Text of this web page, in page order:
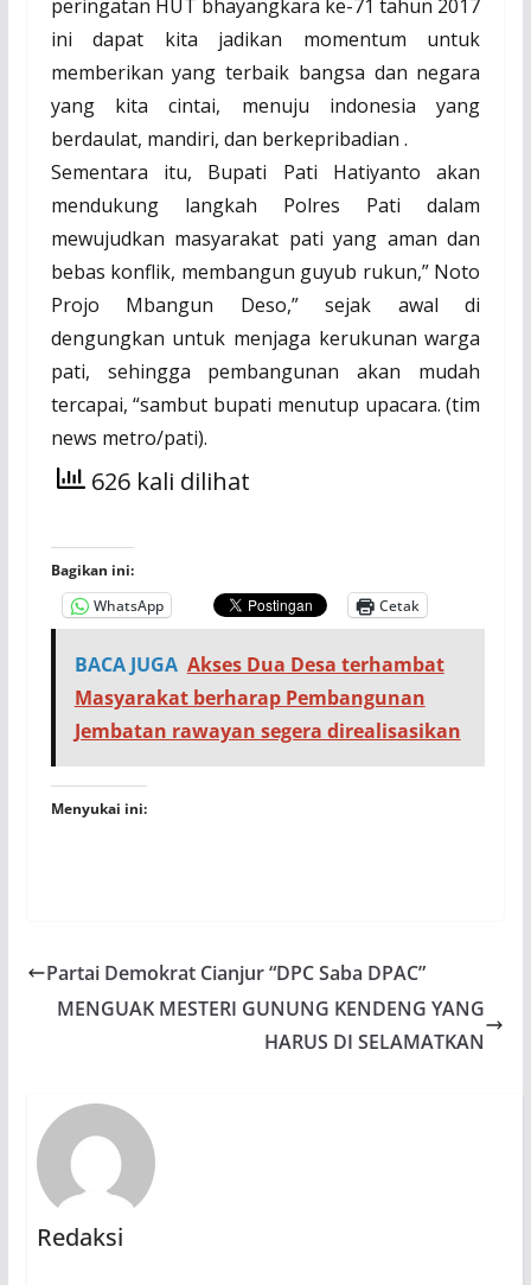
peringatan HUT bhayangkara ke-71 tahun 2017
ini dapat kita jadikan momentum untuk
memberikan yang terbaik bangsa dan negara
yang kita cintai, menuju indonesia yang
berdaulat, mandiri, dan berkepribadian .
Sementara itu, Bupati Pati Hatiyanto akan
mendukung langkah Polres Pati dalam
mewujudkan masyarakat pati yang aman dan
bebas konflik, membangun guyub rukun,” Noto
Projo Mbangun Deso,” sejak awal di
dengungkan untuk menjaga kerukunan warga
pati, sehingga pembangunan akan mudah
tercapai, “sambut bupati menutup upacara. (tim
news metro/pati).
626 kali dilihat
Bagikan ini:
WhatsApp
Cetak
BACA JUGA Akses Dua Desa terhambat
Masyarakat berharap Pembangunan
Jembatan rawayan segera direalisasikan
Menyukai ini:
Partai Demokrat Cianjur “DPC Saba DPAC”
MENGUAK MESTERI GUNUNG KENDENG YANG
HARUS DI SELAMATKAN
Redaksi